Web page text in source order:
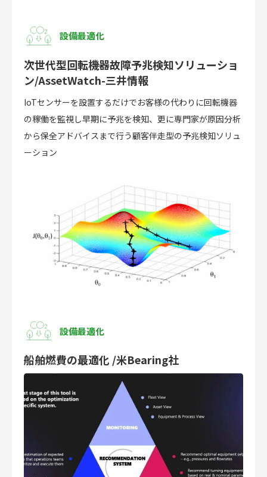
設備最適化
次世代型回転機器故障予兆検知ソリューショ
ン/AssetWatch-三井情報
IoTセンサーを設置するだけでお客様の代わりに回転機器
の稼働を監視し早期に予兆を検知、更に専門家が原因分析
から保全アドバイスまで行う顧客伴走型の予兆検知ソリュ
ーション
設備最適化
船舶燃費の最適化 /米Bearing社